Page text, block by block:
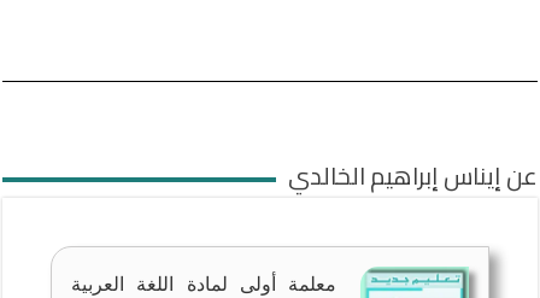
عن إيناس إبراهيم الخالدي
معلمة أولى لمادة اللغة العربية